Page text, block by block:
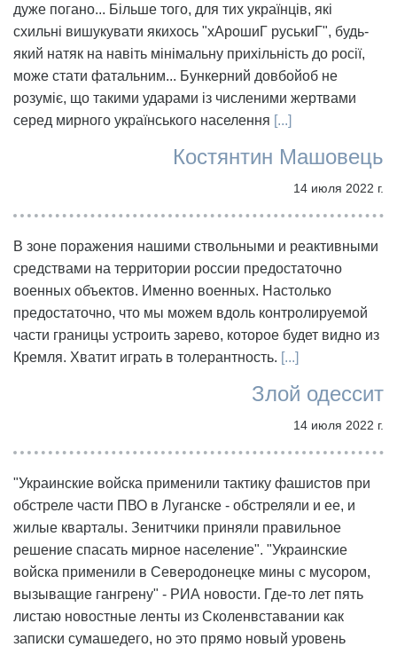
дуже погано... Більше того, для тих українців, які
схильні вишукувати якихось "хАрошиГ руськиГ", будь-
який натяк на навіть мінімальну прихільність до росії,
може стати фатальним... Бункерний довбойоб не
розуміє, що такими ударами із численими жертвами
серед мирного українського населення [...]
Костянтин Машовець
14 июля 2022 г.
В зоне поражения нашими ствольными и реактивными
средствами на территории россии предостаточно
военных объектов. Именно военных. Настолько
предостаточно, что мы можем вдоль контролируемой
части границы устроить зарево, которое будет видно из
Кремля. Хватит играть в толерантность. [...]
Злой одессит
14 июля 2022 г.
"Украинские войска применили тактику фашистов при
обстреле части ПВО в Луганске - обстреляли и ее, и
жилые кварталы. Зенитчики приняли правильное
решение спасать мирное население". "Украинские
войска применили в Северодонецке мины с мусором,
вызыващие гангрену" - РИА новости. Где-то лет пять
листаю новостные ленты из Сколенвставании как
записки сумашедего, но это прямо новый уровень